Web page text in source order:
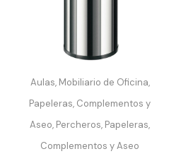
Aulas, Mobiliario de Oficina,
Papeleras, Complementos y
Aseo, Percheros, Papeleras,
Complementos y Aseo